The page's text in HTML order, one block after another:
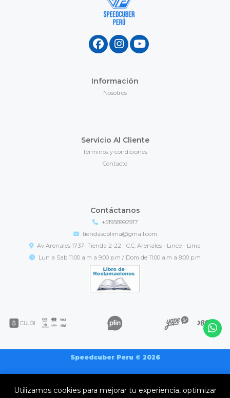
Información
Nosotros
Servicio Al Cliente
Términos y condiciones
Contacto
Contáctanos
+51958992917
tiendascplima@gmail.com
Av Arenales 1737- Tienda 2-22 - C.C. Arenales - Lince - Lima
Lun a Sab 11:00 a.m a 9:00 p.m / Dom de 11:00 a.m a 8:00 p.m
Speedcuber Peru © 2026
Utilizamos cookies para mejorar tu experiencia, optimizar